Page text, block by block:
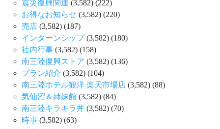
震災復興関連 (3,582) (222)
お得なお知らせ (3,582) (220)
売店 (3,582) (187)
インターンシップ(3,582) (180)
社内行事 (3,582) (158)
南三陸復興ストア (3,582) (136)
プラン紹介 (3,582) (104)
南三陸ホテル観洋 楽天市場店 (3,582) (88)
気仙沼＆姉妹館 (3,582) (84)
南三陸キラキラ丼 (3,582) (70)
時事 (3,582) (63)